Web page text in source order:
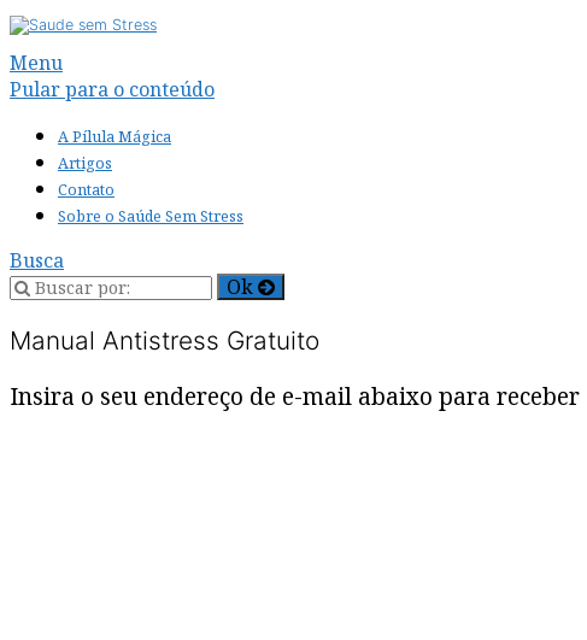
Alternar
navegação
Menu
Pular para o conteúdo
A Pílula Mágica
Artigos
Contato
Sobre o Saúde Sem Stress
Busca
Manual Antistress Gratuito
Insira o seu endereço de e-mail abaixo para receber